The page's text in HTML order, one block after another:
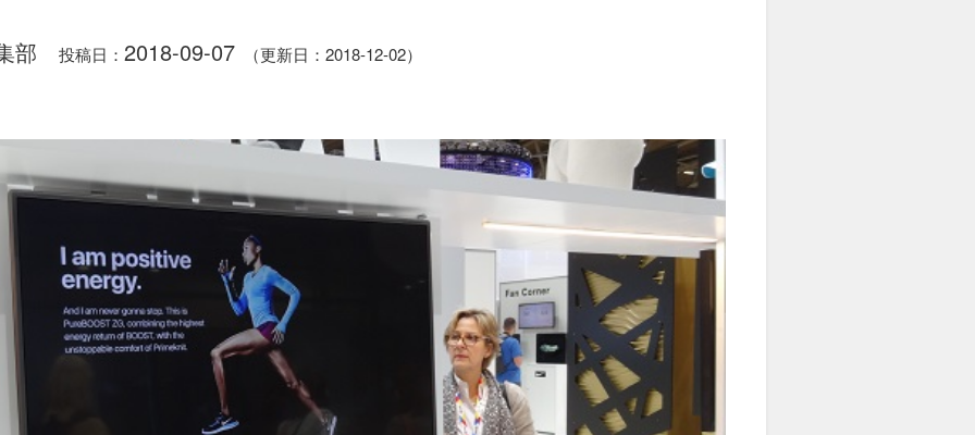
部 投稿日：2018-09-07 （更新日：2018-12-02）